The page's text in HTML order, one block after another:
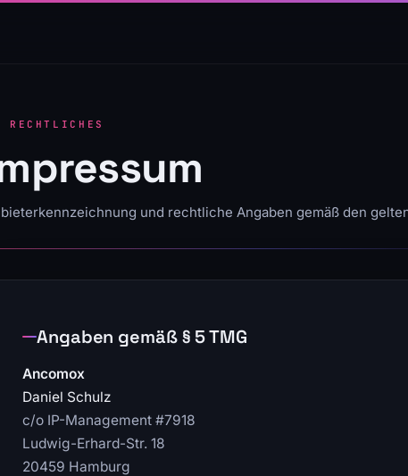
und rechtliche Angaben gemäß den
Angaben gemäß § 5 TMG
Ancomox
Daniel Schulz
c/o IP-Management #7918
Ludwig-Erhard-Str. 18
20459 Hamburg